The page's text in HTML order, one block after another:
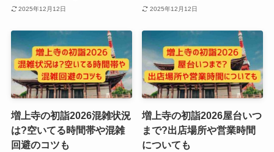
2025年12月12日 2025年12月12日
増上寺の初詣2026混雑状況
は?空いてる時間帯や混雑
回避のコツも
増上寺の初詣2026屋台いつ
まで?出店場所や営業時間
についても